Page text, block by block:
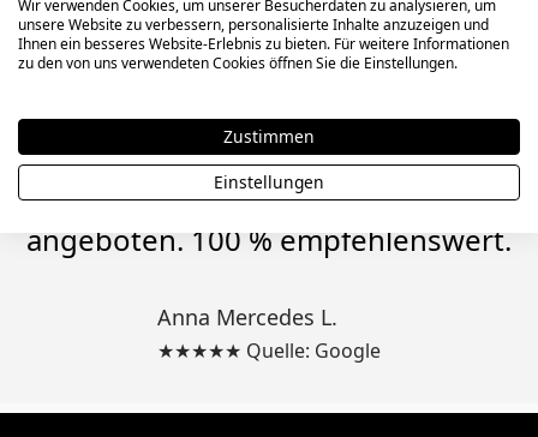
Hervorragende Qualität der Gravur.
Leider hat mir mein Ring nicht
gepasst, aber mir wurde ein 25 %
Rabatt für eine Neubestellung
angeboten. 100 % empfehlenswert.
Anna Mercedes L.
★★★★★ Quelle: Google
Wir verwenden Cookies, um unserer Besucherdaten zu analysieren, um
unsere Website zu verbessern, personalisierte Inhalte anzuzeigen und
Ihnen ein besseres Website-Erlebnis zu bieten. Für weitere Informationen
zu den von uns verwendeten Cookies öffnen Sie die Einstellungen.
Zustimmen
Einstellungen